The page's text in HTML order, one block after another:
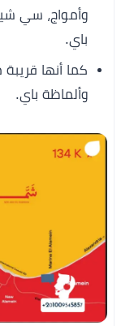
وأمواج، سي
باي.
كما أنها
وألماظة باي.